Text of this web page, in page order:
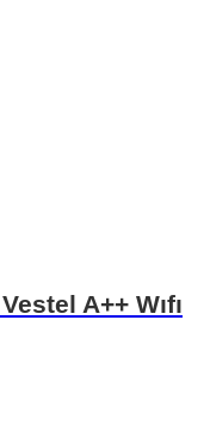
A++ Wıfı